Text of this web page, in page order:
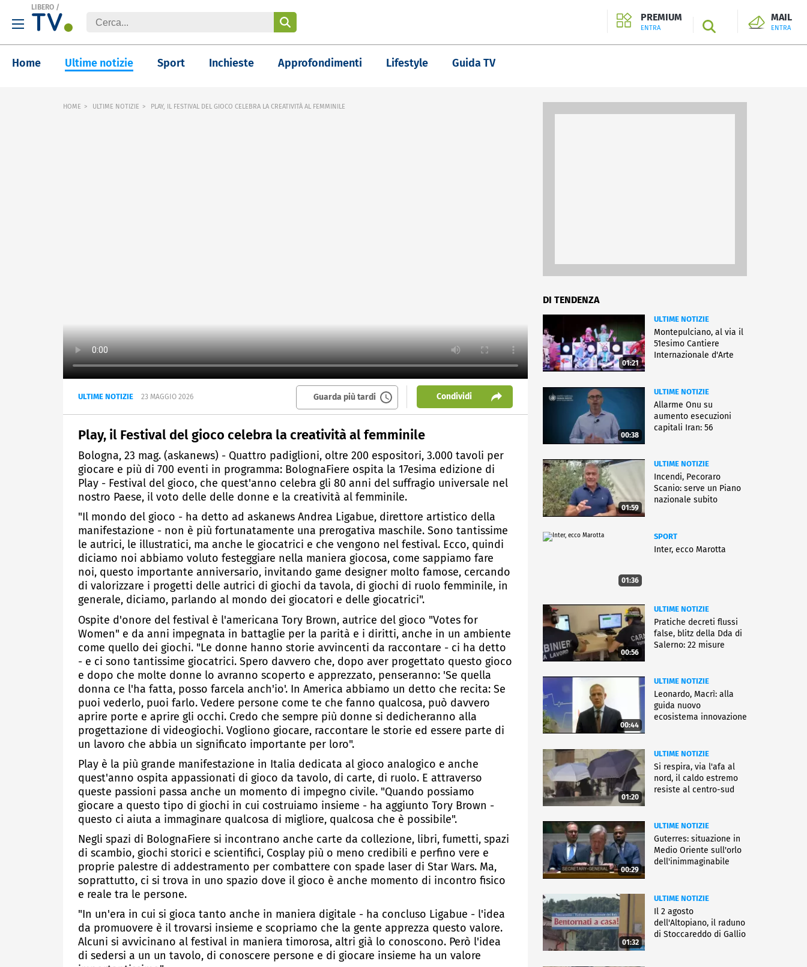
LIBERO /
PREMIUM
ENTRA SEARCH
MAIL
ENTRA
Home Ultime notizie Sport Inchieste Approfondimenti Lifestyle Guida TV
HOME ULTIME NOTIZIE PLAY, IL FESTIVAL DEL GIOCO CELEBRA LA CREATIVITÀ AL FEMMINILE
ULTIME NOTIZIE 23 MAGGIO 2026 Guarda più tardi Condividi
Play, il Festival del gioco celebra la creatività al femminile
Bologna, 23 mag. (askanews) - Quattro padiglioni, oltre 200 espositori, 3.000 tavoli per
giocare e più di 700 eventi in programma: BolognaFiere ospita la 17esima edizione di
Play - Festival del gioco, che quest'anno celebra gli 80 anni del suffragio universale nel
nostro Paese, il voto delle delle donne e la creatività al femminile.
"Il mondo del gioco - ha detto ad askanews Andrea Ligabue, direttore artistico della
manifestazione - non è più fortunatamente una prerogativa maschile. Sono tantissime
le autrici, le illustratici, ma anche le giocatrici e che vengono nel festival. Ecco, quindi
diciamo noi abbiamo voluto festeggiare nella maniera giocosa, come sappiamo fare
noi, questo importante anniversario, invitando game designer molto famose, cercando
di valorizzare i progetti delle autrici di giochi da tavola, di giochi di ruolo femminile, in
generale, diciamo, parlando al mondo dei giocatori e delle giocatrici".
Ospite d'onore del festival è l'americana Tory Brown, autrice del gioco "Votes for
Women" e da anni impegnata in battaglie per la parità e i diritti, anche in un ambiente
come quello dei giochi. "Le donne hanno storie avvincenti da raccontare - ci ha detto
- e ci sono tantissime giocatrici. Spero davvero che, dopo aver progettato questo gioco
e dopo che molte donne lo avranno scoperto e apprezzato, penseranno: 'Se quella
donna ce l'ha fatta, posso farcela anch'io'. In America abbiamo un detto che recita: Se
puoi vederlo, puoi farlo. Vedere persone come te che fanno qualcosa, può davvero
aprire porte e aprire gli occhi. Credo che sempre più donne si dedicheranno alla
progettazione di videogiochi. Vogliono giocare, raccontare le storie ed essere parte di
un lavoro che abbia un significato importante per loro".
Play è la più grande manifestazione in Italia dedicata al gioco analogico e anche
quest'anno ospita appassionati di gioco da tavolo, di carte, di ruolo. E attraverso
queste passioni passa anche un momento di impegno civile. "Quando possiamo
giocare a questo tipo di giochi in cui costruiamo insieme - ha aggiunto Tory Brown -
questo ci aiuta a immaginare qualcosa di migliore, qualcosa che è possibile".
Negli spazi di BolognaFiere si incontrano anche carte da collezione, libri, fumetti, spazi
di scambio, giochi storici e scientifici, Cosplay più o meno credibili e perfino vere e
proprie palestre di addestramento per combattere con spade laser di Star Wars. Ma,
soprattutto, ci si trova in uno spazio dove il gioco è anche momento di incontro fisico
e reale tra le persone.
"In un'era in cui si gioca tanto anche in maniera digitale - ha concluso Ligabue - l'idea
da promuovere è il trovarsi insieme e scopriamo che la gente apprezza questo valore.
Alcuni si avvicinano al festival in maniera timorosa, altri già lo conoscono. Però l'idea
di sedersi a un un tavolo, di conoscere persone e di giocare insieme ha un valore
DI TENDENZA
01:21
ULTIME NOTIZIE
Montepulciano, al via il
51esimo Cantiere
Internazionale d'Arte
00:38
ULTIME NOTIZIE
Allarme Onu su
aumento esecuzioni
capitali Iran: 56
01:59
ULTIME NOTIZIE
Incendi, Pecoraro
Scanio: serve un Piano
nazionale subito
01:36
SPORT
Inter, ecco Marotta
00:56
ULTIME NOTIZIE
Pratiche decreti flussi
false, blitz della Dda di
Salerno: 22 misure
00:44
ULTIME NOTIZIE
Leonardo, Macrì: alla
guida nuovo
ecosistema innovazione
01:20
ULTIME NOTIZIE
Si respira, via l'afa al
nord, il caldo estremo
resiste al centro-sud
00:29
ULTIME NOTIZIE
Guterres: situazione in
Medio Oriente sull'orlo
dell'inimmaginabile
01:32
ULTIME NOTIZIE
Il 2 agosto
dell'Altopiano, il raduno
di Stoccareddo di Gallio